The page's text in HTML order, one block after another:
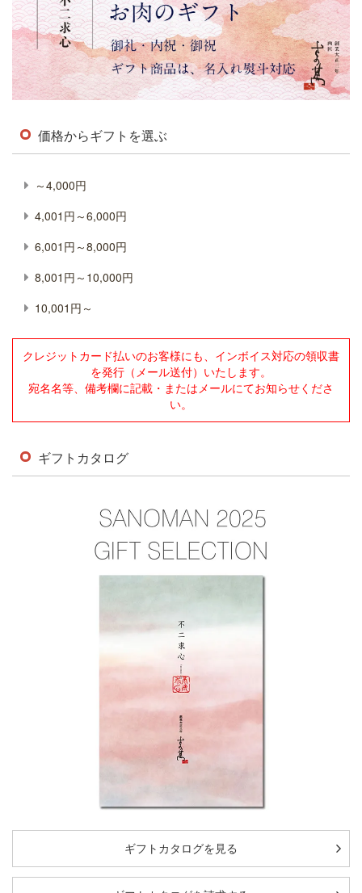
価格からギフトを選ぶ
～4,000円
4,001円～6,000円
6,001円～8,000円
8,001円～10,000円
10,001円～
クレジットカード払いのお客様にも、インボイス対応の領収書
を発行（メール送付）いたします。
宛名名等、備考欄に記載・またはメールにてお知らせくださ
い。
ギフトカタログ
ギフトカタログを見る